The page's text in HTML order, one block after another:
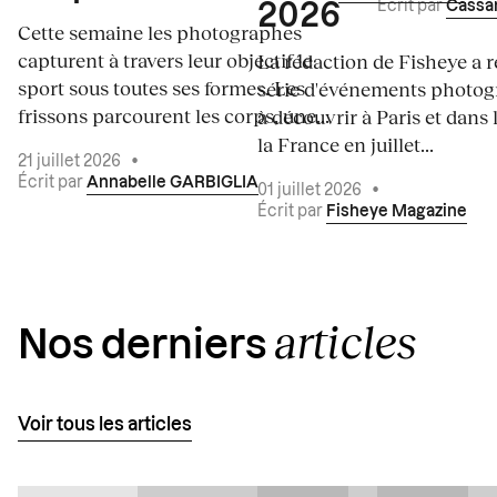
Cette semaine les photographes
capturent à travers leur objectif le
sport sous toutes ses formes. Les
frissons parcourent les corps, une...
21 juillet 2026
•
Écrit par Annabelle GARBIGLIA
2026
La rédaction de Fisheye a
série d'événements
à découvrir à Paris et dans
la France en juillet...
01 juillet 2026
•
Écrit par Fisheye Magazine
Écrit par
Nos derniers articles
Voir tous les articles